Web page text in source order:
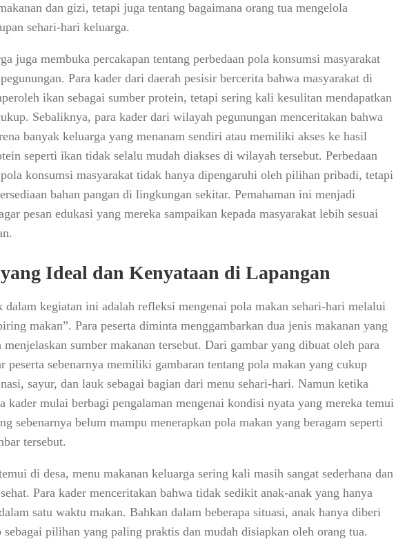
dan gizi, tetapi juga tentang bagaimana orang tua mengelola
sehari-hari keluarga.
juga membuka percakapan tentang perbedaan pola konsumsi masyarakat
Para kader dari daerah pesisir bercerita bahwa masyarakat di
ikan sebagai sumber protein, tetapi sering kali kesulitan mendapatkan
Sebaliknya, para kader dari wilayah pegunungan menceritakan bahwa
banyak keluarga yang menanam sendiri atau memiliki akses ke hasil
seperti ikan tidak selalu mudah diakses di wilayah tersebut. Perbedaan
konsumsi masyarakat tidak hanya dipengaruhi oleh pilihan pribadi, tetapi
bahan pangan di lingkungan sekitar. Pemahaman ini menjadi
pesan edukasi yang mereka sampaikan kepada masyarakat lebih sesuai
Ideal dan Kenyataan di Lapangan
dalam kegiatan ini adalah refleksi mengenai pola makan sehari-hari melalui
makan”. Para peserta diminta menggambarkan dua jenis makanan yang
sumber makanan tersebut. Dari gambar yang dibuat oleh para
peserta sebenarnya memiliki gambaran tentang pola makan yang cukup
sayur, dan lauk sebagai bagian dari menu sehari-hari. Namun ketika
kader mulai berbagi pengalaman mengenai kondisi nyata yang mereka temui
sebenarnya belum mampu menerapkan pola makan yang beragam seperti
tersebut.
di desa, menu makanan keluarga sering kali masih sangat sederhana dan
Para kader menceritakan bahwa tidak sedikit anak-anak yang hanya
satu waktu makan. Bahkan dalam beberapa situasi, anak hanya diberi
sebagai pilihan yang paling praktis dan mudah disiapkan oleh orang tua.